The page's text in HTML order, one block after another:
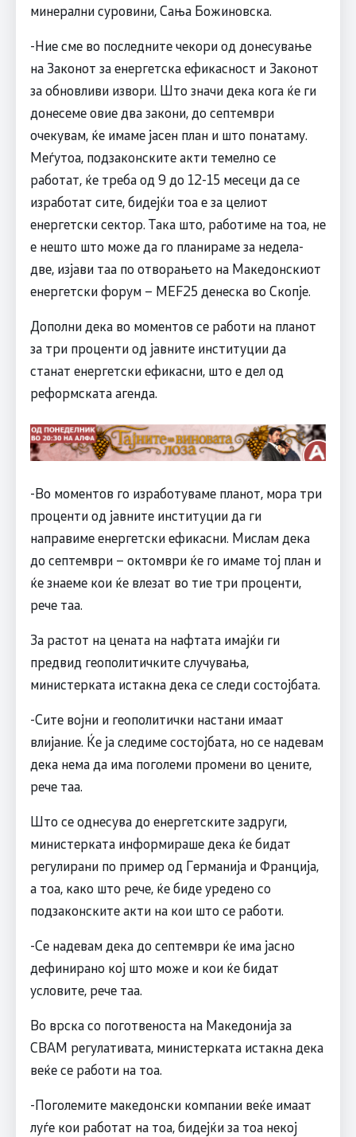
минерални суровини, Сања Божиновска.
-Ние сме во последните чекори од донесување
на Законот за енергетска ефикасност и Законот
за обновливи извори. Што значи дека кога ќе ги
донесеме овие два закони, до септември
очекувам, ќе имаме јасен план и што понатаму.
Меѓутоа, подзаконските акти темелно се
работат, ќе треба од 9 до 12-15 месеци да се
изработат сите, бидејќи тоа е за целиот
енергетски сектор. Така што, работиме на тоа, не
е нешто што може да го планираме за недела-
две, изјави таа по отворањето на Македонскиот
енергетски форум – MEF25 денеска во Скопје.
Дополни дека во моментов се работи на планот
за три проценти од јавните институции да
станат енергетски ефикасни, што е дел од
реформската агенда.
-Во моментов го изработуваме планот, мора три
проценти од јавните институции да ги
направиме енергетски ефикасни. Мислам дека
до септември – октомври ќе го имаме тој план и
ќе знаеме кои ќе влезат во тие три проценти,
рече таа.
За растот на цената на нафтата имајќи ги
предвид геополитичките случувања,
министерката истакна дека се следи состојбата.
-Сите војни и геополитички настани имаат
влијание. Ќе ја следиме состојбата, но се надевам
дека нема да има поголеми промени во цените,
рече таа.
Што се однесува до енергетските задруги,
министерката информираше дека ќе бидат
регулирани по пример од Германија и Франција,
а тоа, како што рече, ќе биде уредено со
подзаконските акти на кои што се работи.
-Се надевам дека до септември ќе има јасно
дефинирано кој што може и кои ќе бидат
условите, рече таа.
Во врска со поготвеноста на Македонија за
CBAM регулативата, министерката истакна дека
веќе се работи на тоа.
-Поголемите македонски компании веќе имаат
луѓе кои работат на тоа, бидејќи за тоа некој